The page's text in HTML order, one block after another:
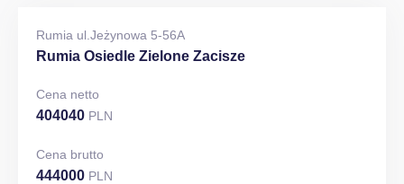
Rumia ul.Jeżynowa 5-56A
Rumia Osiedle Zielone Zacisze
Cena netto
404040 PLN
Cena brutto
444000 PLN